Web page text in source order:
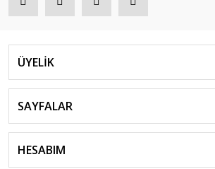
ÜYELİK
SAYFALAR
HESABIM